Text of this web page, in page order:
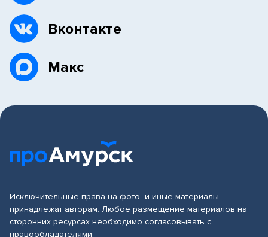
Вконтакте
Макс
Исключительные права на фото- и иные материалы
принадлежат авторам. Любое размещение материалов на
сторонних ресурсах необходимо согласовывать с
правообладателями.